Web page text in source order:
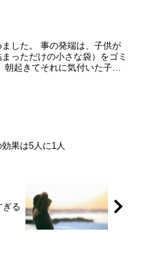
した。 事の発端は、子供が
っただけの小さな袋）をゴミ
朝起きてそれに気付いた子供
果は5人に1人
ぎる